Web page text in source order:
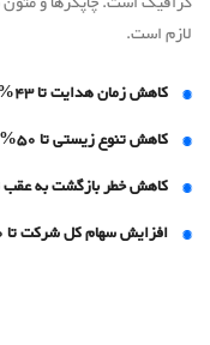
لازم است.
کاهش زمان هدایت تا 43%
کاهش تنوع زیستی تا 50%
کاهش خطر بازگشت به عقب تا
افزایش سهام کل شرکت تا 10%